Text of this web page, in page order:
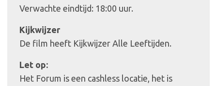
Verwachte eindtijd: 18:00 uur.
Kijkwijzer
De film heeft Kijkwijzer Alle Leeftijden.
Let op:
Het Forum is een cashless locatie, het is